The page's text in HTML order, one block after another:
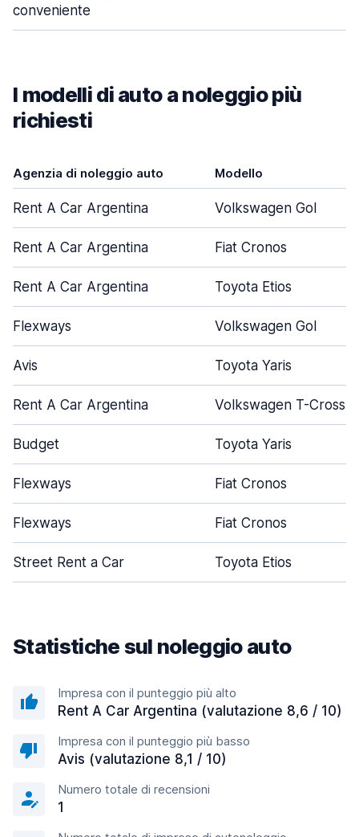
conveniente
I modelli di auto a noleggio più
richiesti
Agenzia di noleggio auto Modello
Rent A Car Argentina Volkswagen Gol
Rent A Car Argentina Fiat Cronos
Rent A Car Argentina Toyota Etios
Flexways Volkswagen Gol
Avis Toyota Yaris
Rent A Car Argentina Volkswagen T-Cross
Budget Toyota Yaris
Flexways Fiat Cronos
Flexways Fiat Cronos
Street Rent a Car Toyota Etios
Statistiche sul noleggio auto
Impresa con il punteggio più alto
Rent A Car Argentina (valutazione 8,6 / 10)
Impresa con il punteggio più basso
Avis (valutazione 8,1 / 10)
Numero totale di recensioni
1